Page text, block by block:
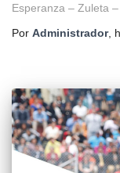
Esperanza – Zuleta
Por Administrador,